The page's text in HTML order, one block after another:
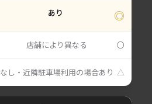
あり ◎
店舗により異なる ○
なし・近隣駐車場利用の場合あり △